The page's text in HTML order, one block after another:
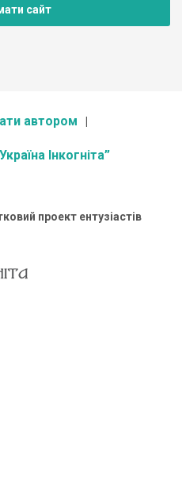
сайт
автором
Інкогніта”
проект ентузіастів